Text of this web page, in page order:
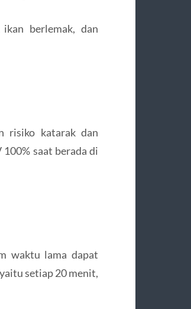
berlemak, dan
risiko katarak dan
saat berada di
waktu lama dapat
setiap 20 menit,